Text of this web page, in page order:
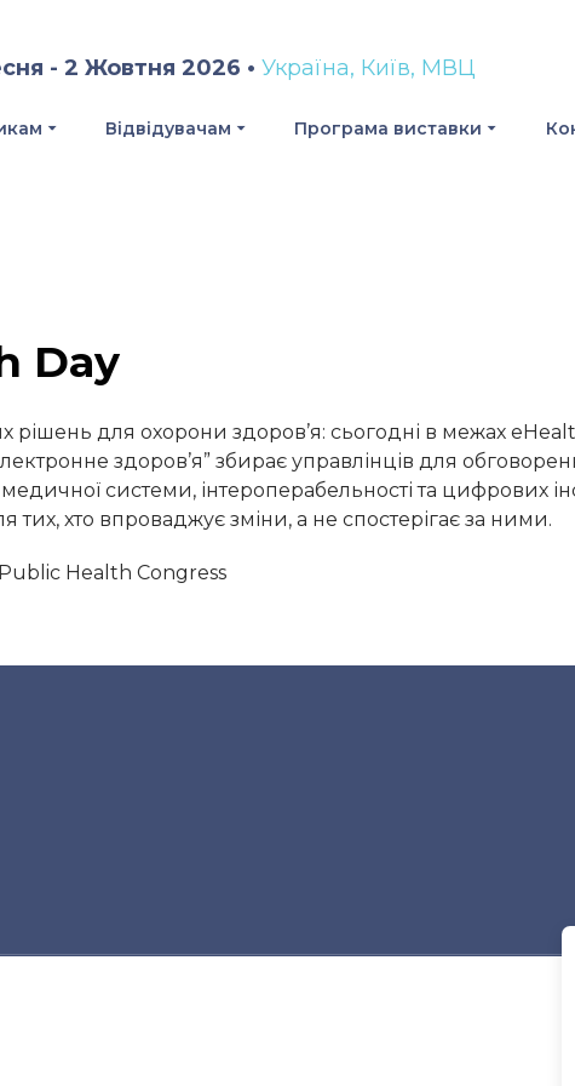
- 2 Жовтня 2026 • Україна, Київ, МВЦ
Відвідувачам Програма виставки
Day
для охорони здоров’я: сьогодні в межах
здоров’я” збирає управлінців для
системи, інтероперабельності та цифрових
тих, хто впроваджує зміни, а не спостерігає за ними.
Health Congress